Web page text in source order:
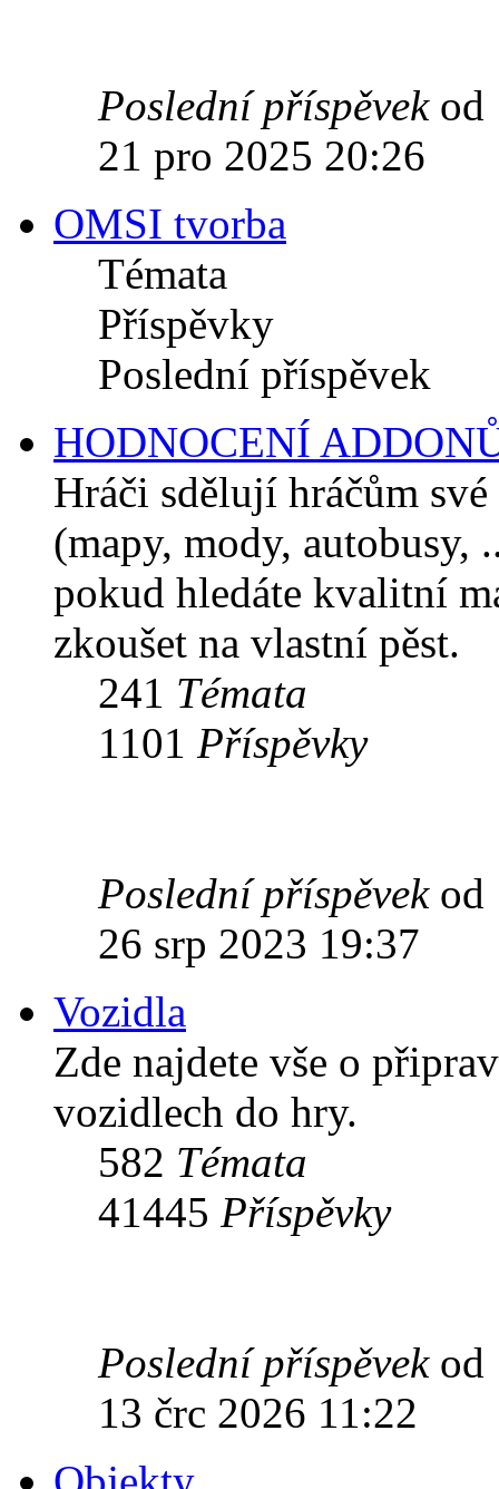
Poslední příspěvekod
21 pro 2025 20:26
OMSI tvorba
Témata
Příspěvky
Poslední příspěvek
HODNOCENÍ
Hráči sdělují hráčům
(mapy, mody,
pokud hledáte kvalitní
zkoušet na vlastní pěst.
241 Témata
1101 Příspěvky
Poslední příspěvekod
26 srp 2023 19:37
Vozidla
Zde najdete vše o
vozidlech do hry.
582 Témata
41445 Příspěvky
Poslední příspěvekod
13 črc 2026 11:22